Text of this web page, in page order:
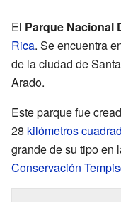
El Parque Nacional
Rica. Se encuentra
de la ciudad de
Arado.
Este parque fue
28 kilómetros
grande de su tipo en
Conservación